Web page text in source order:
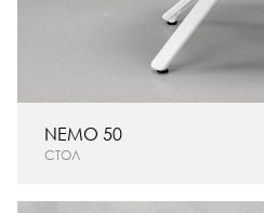
СТОЛ
NEMO 50